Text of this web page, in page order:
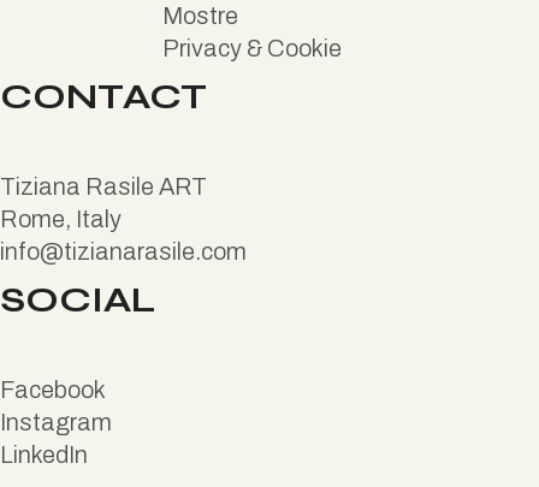
Mostre
Privacy & Cookie
CONTACT
Tiziana Rasile ART
Rome, Italy
info@tizianarasile.com
SOCIAL
Facebook
Instagram
LinkedIn